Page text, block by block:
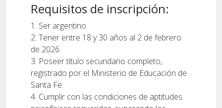
Requisitos de inscripción:
1. Ser argentino.
2. Tener entre 18 y 30 años al 2 de febrero
de 2026.
3. Poseer título secundario completo,
registrado por el Ministerio de Educación de
Santa Fe.
4. Cumplir con las condiciones de aptitudes